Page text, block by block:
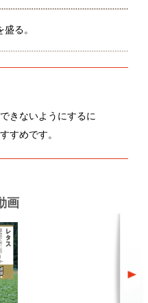
スモークサーモンのサラダ寿司